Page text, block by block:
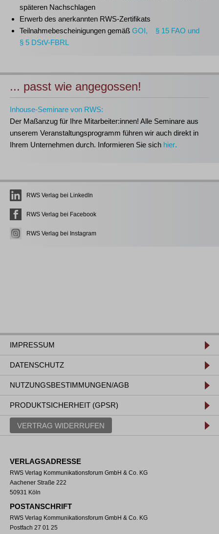
späteren Nachschlagen
Erwerb des anerkannten RWS-Zertifikats
Teilnahmebescheinigungen gemäß GOI, § 15 FAO und
§ 5 DStV-FBRL
... passt wie angegossen!
Inhouse-Seminare von RWS:
Der Maßanzug für Ihre Mitarbeiter:innen! Alle Seminare aus
unserem Veranstaltungsprogramm führen wir auch direkt in
Ihrem Unternehmen durch. Informieren Sie sich hier.
RWS Verlag bei LinkedIn
RWS Verlag bei Facebook
RWS Verlag bei Instagram
IMPRESSUM
DATENSCHUTZ
NUTZUNGSBESTIMMUNGEN/AGB
PRODUKTSICHERHEIT (GPSR)
VERTRAG WIDERRUFEN
VERLAGSADRESSE
RWS Verlag Kommunikationsforum GmbH & Co. KG
Aachener Straße 222
50931 Köln
POSTANSCHRIFT
RWS Verlag Kommunikationsforum GmbH & Co. KG
Postfach 27 01 25